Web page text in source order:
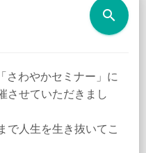
search
さわやかセミナー」に
させていただきまし
で人生を生き抜いてこ